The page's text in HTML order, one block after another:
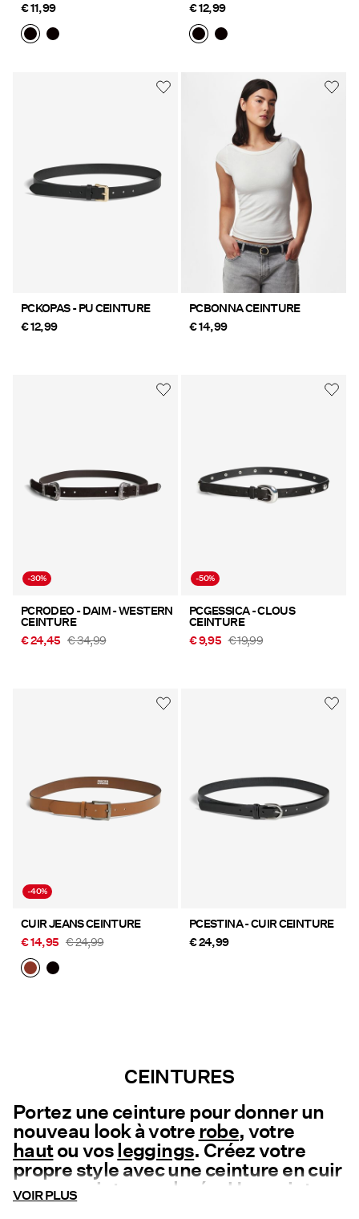
€ 11,99
€ 12,99
PCKOPAS - PU CEINTURE
€ 12,99
PCBONNA CEINTURE
€ 14,99
-30%
PCRODEO - DAIM - WESTERN
CEINTURE
€ 24,45 € 34,99
-50%
PCGESSICA - CLOUS
CEINTURE
€ 9,95 € 19,99
-40%
CUIR JEANS CEINTURE
€ 14,95 € 24,99
PCESTINA - CUIR CEINTURE
€ 24,99
CEINTURES
Portez une ceinture pour donner un
nouveau look à votre robe, votre
hautou vosleggings. Créez votre
propre style avec une ceinture en cuir
ou une ceinture colorée. Une ceinture
peut être combinée avec un haut
VOIR PLUS